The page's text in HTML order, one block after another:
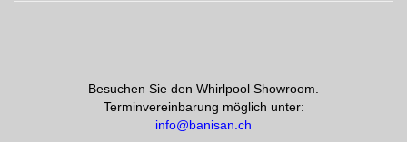
Besuchen Sie den Whirlpool Showroom.
Terminvereinbarung möglich unter:
info@banisan.ch